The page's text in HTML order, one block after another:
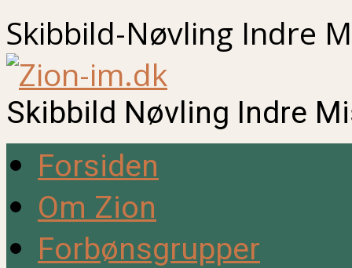
Skibbild-Nøvling Indre
Skibbild Nøvling Indre
Forsiden
Om Zion
Forbønsgrupper